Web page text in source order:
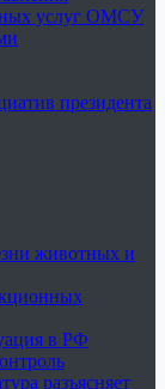
услуг ОМСУ
президента
животных и
в РФ
разъясняет